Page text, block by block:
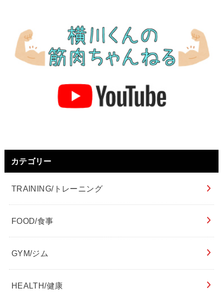
カテゴリー
TRAINING/トレーニング
FOOD/食事
GYM/ジム
HEALTH/健康